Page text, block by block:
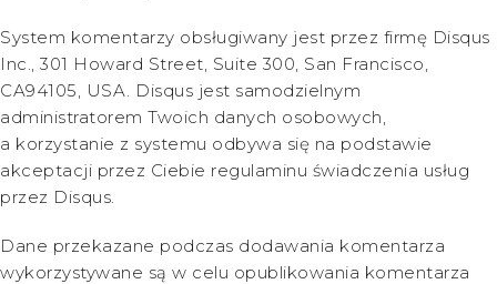
System komentarzy obsługiwany jest przez firmę Disqus
Inc., 301 Howard Street, Suite 300, San Francisco,
CA94105, USA. Disqus jest samodzielnym
administratorem Twoich danych osobowych,
a korzystanie z systemu odbywa się na podstawie
akceptacji przez Ciebie regulaminu świadczenia usług
przez Disqus.
Dane przekazane podczas dodawania komentarza
wykorzystywane są w celu opublikowania komentarza